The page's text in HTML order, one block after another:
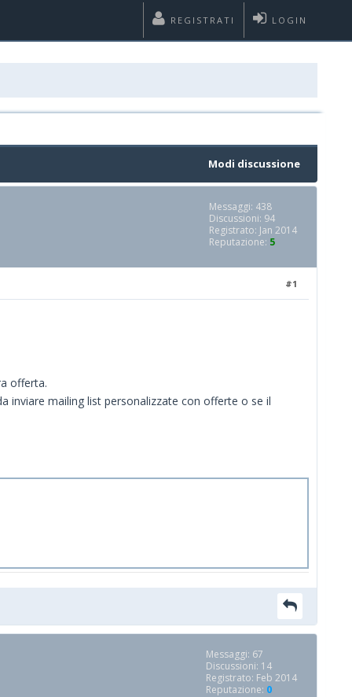
LOGIN
REGISTRATI
Modi discussione
Messaggi: 438
Discussioni: 94
Registrato: Jan 2014
Reputazione: 5
#1
offerta.
inviare mailing list personalizzate con offerte o se il
Messaggi: 67
Discussioni: 14
Registrato: Feb 2014
Reputazione: 0